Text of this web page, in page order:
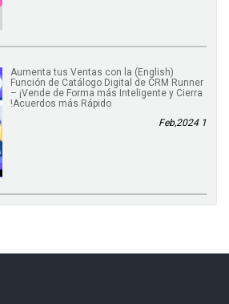
(English) Aumenta tus Ventas con la
Función de Catálogo Digital de CRM Runner
– ¡Vende de Forma más Inteligente y Cierra
Acuerdos más Rápido!
1 Feb,2024